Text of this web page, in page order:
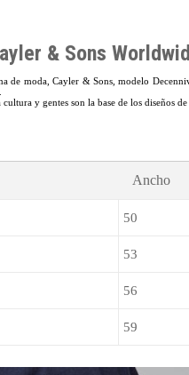
& Sons
de moda, Cayler & Sons, modelo
y gentes son la base de los diseños de
Ancho
50
53
56
59